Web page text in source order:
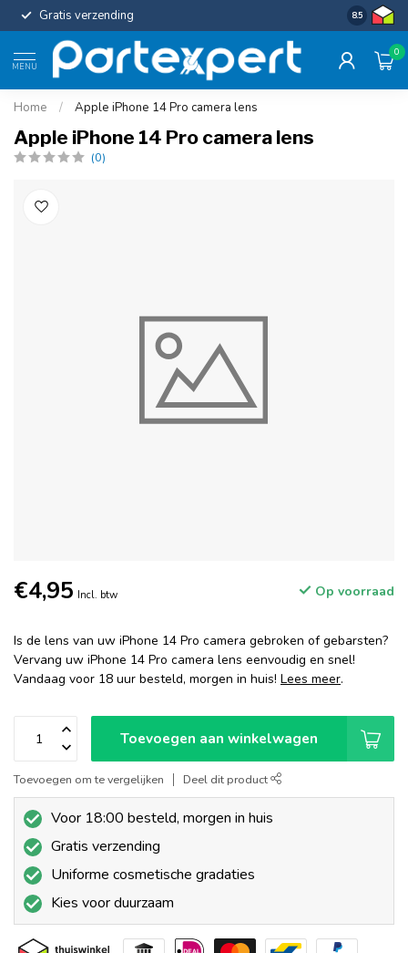
Gratis verzending Uniforme
8.5
MENU
0
Home / Apple iPhone 14 Pro camera lens
Apple iPhone 14 Pro camera lens
(0)
€4,95 Incl. btw Op voorraad
Is de lens van uw iPhone 14 Pro camera gebroken of gebarsten?
Vervang uw iPhone 14 Pro camera lens eenvoudig en snel!
Vandaag voor 18 uur besteld, morgen in huis! Lees meer.
Toevoegen aan winkelwagen
Toevoegen om te vergelijken Deel dit product
Voor 18:00 besteld, morgen in huis
Gratis verzending
Uniforme cosmetische gradaties
Kies voor duurzaam